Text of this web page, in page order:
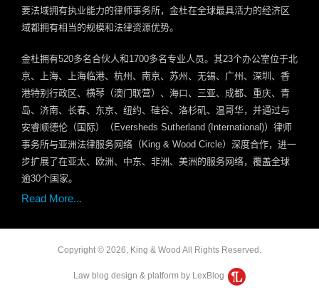
要法域拥有执业能力的律师事务所，金杜在全球最具活力的经济区
域都拥有相当的规模和法律资源优势。
金杜拥有520多名合伙人和1700多名专业人员。其23个办公室位于北
京、上海、上海临港、杭州、南京、苏州、无锡、广州、深圳、香
港特别行政区、横琴（澳门联营）、海口、三亚、成都、重庆、青
岛、济南、长春、东京、纽约、硅谷、洛杉矶、温哥华，并通过与
安睿顺德伦（国际）（Eversheds Sutherland (International)）律师
事务所与亚洲法律服务网络（King & Wood Circle）深度合作，进一
步扩展了在亚太、欧洲、中东、非洲、美洲的服务网络，覆盖全球
逾30个国家。
Read More...
Copyright © 2026, King & Wood All Rights Reserved.
Law blog design & platform by LexBlog